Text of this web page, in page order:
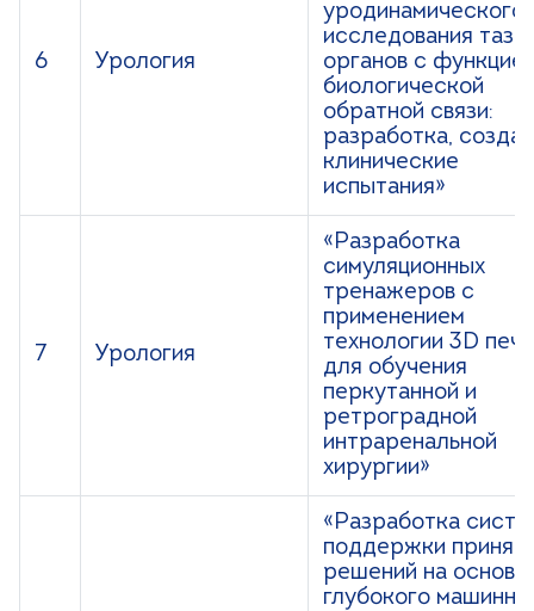
6 Урология
уродинамического
исследования
органов с
биологической
обратной связи:
разработка,
клинические
испытания»
7 Урология
«Разработка
симуляционных
тренажеров с
применением
технологии 3D
для обучения
перкутанной и
ретроградной
интраренальной
хирургии»
«Разработка
поддержки
решений на основе
глубокого